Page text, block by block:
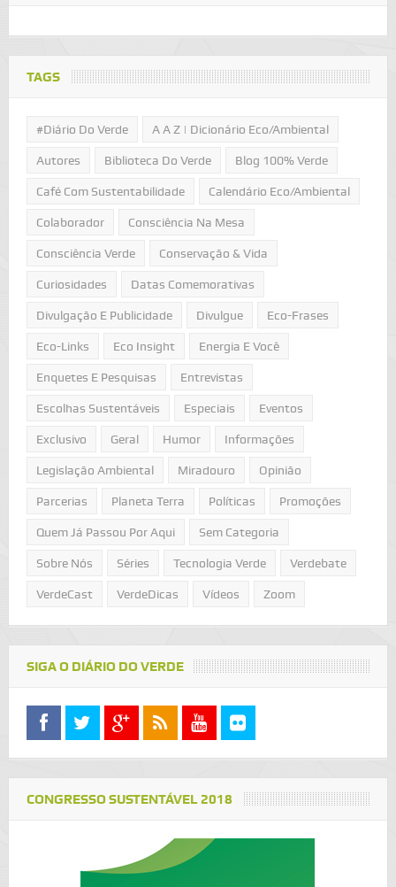
TAGS
#Diário Do Verde A A Z | Dicionário Eco/Ambiental
Autores Biblioteca Do Verde Blog 100% Verde
Café Com Sustentabilidade Calendário Eco/Ambiental
Colaborador Consciência Na Mesa
Consciência Verde Conservação & Vida
Curiosidades Datas Comemorativas
Divulgação E Publicidade Divulgue Eco-Frases
Eco-Links Eco Insight Energia E Você
Enquetes E Pesquisas Entrevistas
Escolhas Sustentáveis Especiais Eventos
Exclusivo Geral Humor Informações
Legislação Ambiental Miradouro Opinião
Parcerias Planeta Terra Políticas Promoções
Quem Já Passou Por Aqui Sem Categoria
Sobre Nós Séries Tecnologia Verde Verdebate
VerdeCast VerdeDicas Vídeos Zoom
SIGA O DIÁRIO DO VERDE
CONGRESSO SUSTENTÁVEL 2018